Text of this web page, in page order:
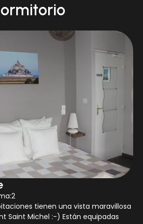
especialmente la ubicación de
Le dan una puntuación de 9,0
para dos.
amigos animales (8€
la calma, la sencillez y la
quédate en Aux Chambres du
de venta, la tarifa no
cancelable se cobra el día de la
tienen una vista maravillosa
Saint Michel :-) Están equipadas